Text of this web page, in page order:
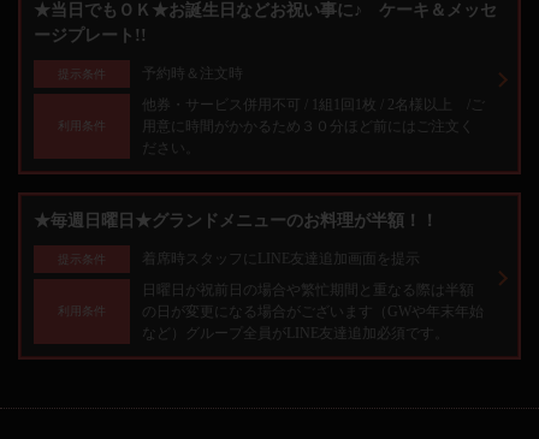
★当日でもＯＫ★お誕生日などお祝い事に♪ ケーキ＆メッセ
ージプレート!!
提示条件 予約時＆注文時
利用条件
他券・サービス併用不可 / 1組1回1枚 / 2名様以上 /ご
用意に時間がかかるため３０分ほど前にはご注文く
ださい。
★毎週日曜日★グランドメニューのお料理が半額！！
提示条件 着席時スタッフにLINE友達追加画面を提示
利用条件
日曜日が祝前日の場合や繁忙期間と重なる際は半額
の日が変更になる場合がございます（GWや年末年始
など）グループ全員がLINE友達追加必須です。